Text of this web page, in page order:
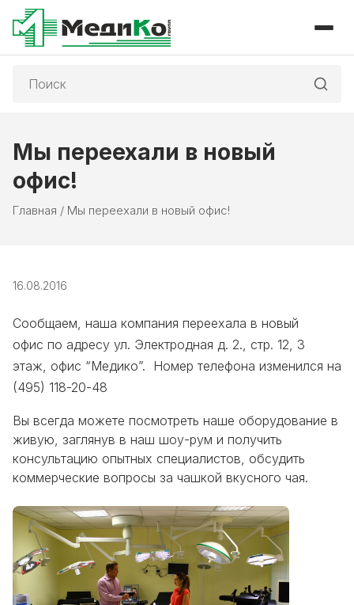
Мы переехали в новый
офис!
Главная / Мы переехали в новый офис!
16.08.2016
Сообщаем, наша компания переехала в новый
офис по адресу ул. Электродная д. 2., стр. 12, 3
этаж, офис “Медико”. Номер телефона изменился на
(495) 118-20-48
Вы всегда можете посмотреть наше оборудование в
живую, заглянув в наш шоу-рум и получить
консультацию опытных специалистов, обсудить
коммерческие вопросы за чашкой вкусного чая.